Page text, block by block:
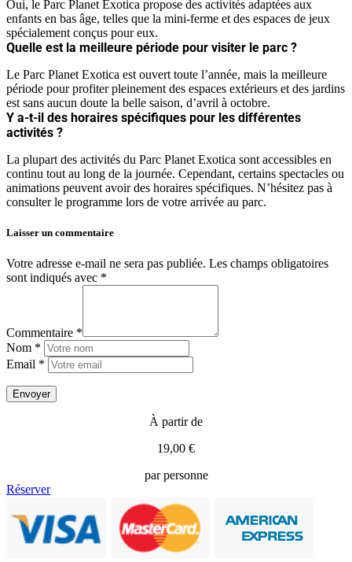
Oui, le Parc Planet Exotica propose des activités adaptées aux
enfants en bas âge, telles que la mini-ferme et des espaces de jeux
spécialement conçus pour eux.
Quelle est la meilleure période pour visiter le parc ?
Le Parc Planet Exotica est ouvert toute l’année, mais la meilleure
période pour profiter pleinement des espaces extérieurs et des jardins
est sans aucun doute la belle saison, d’avril à octobre.
Y a-t-il des horaires spécifiques pour les différentes
activités ?
La plupart des activités du Parc Planet Exotica sont accessibles en
continu tout au long de la journée. Cependant, certains spectacles ou
animations peuvent avoir des horaires spécifiques. N’hésitez pas à
consulter le programme lors de votre arrivée au parc.
Laisser un commentaire
Votre adresse e-mail ne sera pas publiée. Les champs obligatoires
sont indiqués avec *
Commentaire *
Nom *
Email *
À partir de
19,00 €
par personne
Réserver